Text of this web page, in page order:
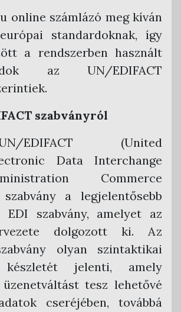
export ügyviteli program
Könyvvitel
online számlázó meg kíván
standardoknak, így
a rendszerben használt
az UN/EDIFACT
szabványról
(United
Data Interchange
Commerce
a legjelentősebb
EDI szabvány, amelyet az
dolgozott ki. Az
olyan szintaktikai
készletét jelenti, amely
tesz lehetővé
cseréjében, továbbá